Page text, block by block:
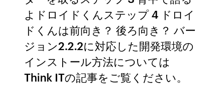
よドロイドくんステップ 4 ドロイ
ドくんは前向き？ 後ろ向き？ バー
ジョン2.2.2に対応した開発環境の
インストール方法については
Think ITの記事をご覧ください。